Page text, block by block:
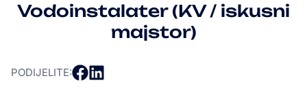
Vodoinstalater (KV / iskusni
majstor)
PODIJELITE: